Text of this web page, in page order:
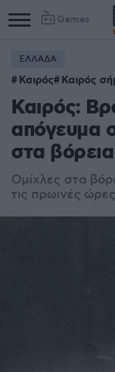
Games
Column
1
Column
2
ΕΛΛΑΔΑ
Καιρός Καιρός
Καιρός:
απόγευμα
στα βόρεια
Ομίχλες στα
τις πρωινές